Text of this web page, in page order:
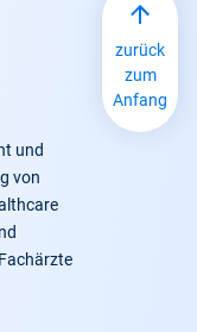
und
von
zurück
zum
Anfang